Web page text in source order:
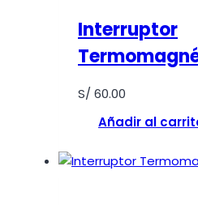
Interruptor
S/ 60.00
Añadir al